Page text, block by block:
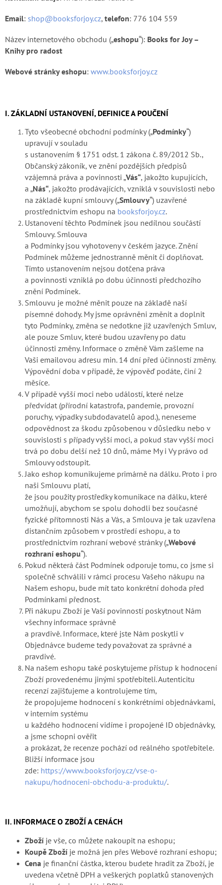
Email: shop@booksforjoy.cz, telefon: 776 104 559
Název internetového obchodu („eshopu“): Books for Joy –
Knihy pro radost
Webové stránky eshopu: www.booksforjoy.cz
I. ZÁKLADNÍ USTANOVENÍ, DEFINICE A POUČENÍ
Tyto všeobecné obchodní podmínky („Podmínky“)
upravují v souladu
s ustanovením § 1751 odst. 1 zákona č. 89/2012 Sb.,
Občanský zákoník, ve znění pozdějších předpisů
vzájemná práva a povinnosti „Vás“, jakožto kupujících,
a „Nás“, jakožto prodávajících, vzniklá v souvislosti nebo
na základě kupní smlouvy („Smlouvy“) uzavřené
prostřednictvím eshopu na booksforjoy.cz.
Ustanovení těchto Podmínek jsou nedílnou součástí
Smlouvy. Smlouva
a Podmínky jsou vyhotoveny v českém jazyce. Znění
Podmínek můžeme jednostranně měnit či doplňovat.
Tímto ustanovením nejsou dotčena práva
a povinnosti vzniklá po dobu účinnosti předchozího
znění Podmínek.
Smlouvu je možné měnit pouze na základě naší
písemné dohody. My jsme oprávněni změnit a doplnit
tyto Podmínky, změna se nedotkne již uzavřených Smluv,
ale pouze Smluv, které budou uzavřeny po datu
účinnosti změny. Informace o změně Vám zašleme na
Vaši emailovou adresu min. 14 dní před účinností změny.
Výpovědní doba v případě, že výpověď podáte, činí 2
měsíce.
V případě vyšší moci nebo událostí, které nelze
předvídat (přírodní katastrofa, pandemie, provozní
poruchy, výpadky subdodavatelů apod.), neneseme
odpovědnost za škodu způsobenou v důsledku nebo v
souvislosti s případy vyšší moci, a pokud stav vyšší moci
trvá po dobu delší než 10 dnů, máme My i Vy právo od
Smlouvy odstoupit.
Jako eshop komunikujeme primárně na dálku. Proto i pro
naši Smlouvu platí,
že jsou použity prostředky komunikace na dálku, které
umožňují, abychom se spolu dohodli bez současné
fyzické přítomnosti Nás a Vás, a Smlouva je tak uzavřena
distančním způsobem v prostředí eshopu, a to
prostřednictvím rozhraní webové stránky („Webové
rozhraní eshopu“).
Pokud některá část Podmínek odporuje tomu, co jsme si
společně schválili v rámci procesu Vašeho nákupu na
Našem eshopu, bude mít tato konkrétní dohoda před
Podmínkami přednost.
Při nákupu Zboží je Vaší povinností poskytnout Nám
všechny informace správně
a pravdivě. Informace, které jste Nám poskytli v
Objednávce budeme tedy považovat za správné a
pravdivé.
Na našem eshopu také poskytujeme přístup k hodnocení
Zboží provedenému jinými spotřebiteli. Autenticitu
recenzí zajišťujeme a kontrolujeme tím,
že propojujeme hodnocení s konkrétními objednávkami,
v interním systému
u každého hodnocení vidíme i propojené ID objednávky,
a jsme schopni ověřit
a prokázat, že recenze pochází od reálného spotřebitele.
Bližší informace jsou
zde: https://www.booksforjoy.cz/vse-o-
nakupu/hodnoceni-obchodu-a-produktu/.
II. INFORMACE O ZBOŽÍ A CENÁCH
Zboží je vše, co můžete nakoupit na eshopu;
Koupě Zboží je možná jen přes Webové rozhraní eshopu;
Cena je finanční částka, kterou budete hradit za Zboží, je
uvedena včetně DPH a veškerých poplatků stanovených